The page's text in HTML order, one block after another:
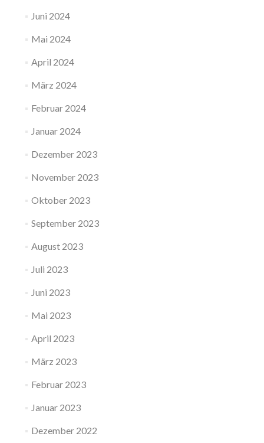
Juni 2024
Mai 2024
April 2024
März 2024
Februar 2024
Januar 2024
Dezember 2023
November 2023
Oktober 2023
September 2023
August 2023
Juli 2023
Juni 2023
Mai 2023
April 2023
März 2023
Februar 2023
Januar 2023
Dezember 2022